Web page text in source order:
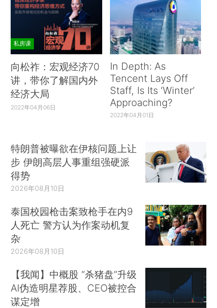
私房课
向松祚：宏观经济70
讲，带你了解国内外
经济大局
2022年04月06日
In Depth: As
Tencent Lays Off
Staff, Is Its ‘Winter’
Approaching?
2022年04月01日
特朗普被曝欲在伊核问题上让
步 伊朗高层人事重组强硬派
得势
2026年08月10日
泰国校园枪击案致枪手在内9
人死亡 警方认为作案动机复
杂
2026年08月10日
【我闻】中概股 “杀猪盘”升级
AI伪造明星荐股、CEO被控合
谋定增